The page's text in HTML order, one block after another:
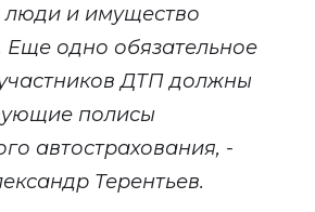
люди и имущество
Еще одно обязательное
ДТП должны
полисы
автострахования, -
Терентьев.